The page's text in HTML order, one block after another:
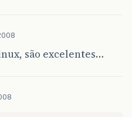
são excelentes…